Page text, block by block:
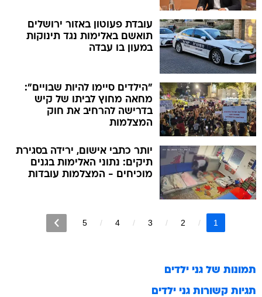
עובדת פעוטון באזור ירושלים
תואשם באלימות נגד תינוקות
במעון בו עבדה
"הילדים סיימו להיות שבויים":
מחאה מחוץ לביתו של קיש
בדרישה להרחיב את חוק
המצלמות
יותר כתבי אישום, ירידה בסגירת
תיקים: נתוני האלימות בגנים
מוכיחים - המצלמות עובדות
1
2
3
4
5
תמונות של גני ילדים
תגיות קשורות גני ילדים